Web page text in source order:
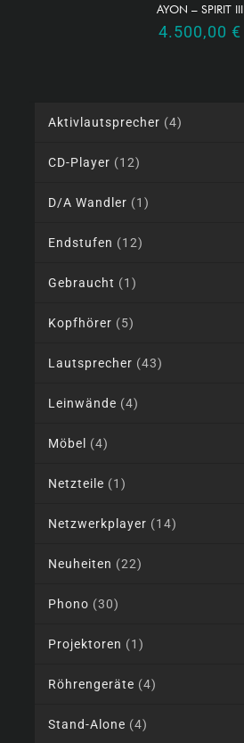
AYON – SPIRIT III
4.500,00 €
Aktivlautsprecher (4)
CD-Player (12)
D/A Wandler (1)
Endstufen (12)
Gebraucht (1)
Kopfhörer (5)
Lautsprecher (43)
Leinwände (4)
Möbel (4)
Netzteile (1)
Netzwerkplayer (14)
Neuheiten (22)
Phono (30)
Projektoren (1)
Röhrengeräte (4)
Stand-Alone (4)